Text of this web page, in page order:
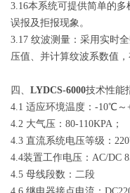
3.16本系统可提供简单的
误报及拒报现象。
3.17 纹波测量：采用实时
压值、并计算纹波系数值
四、 LYDCS-6000技术性能
4.1 适应环境温度：-10℃
4.2 大气压：80-110KPA；
4.3 直流系统电压等级：
4.4装置工作电压：AC/DC
4.5 母线段数：二段